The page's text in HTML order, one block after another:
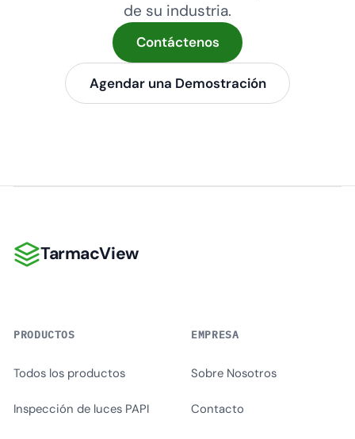
de su industria.
Contáctenos
Agendar una Demostración
TarmacView
TarmacView
PRODUCTOS
Todos los productos
Inspección de luces PAPI
EMPRESA
Sobre Nosotros
Contacto